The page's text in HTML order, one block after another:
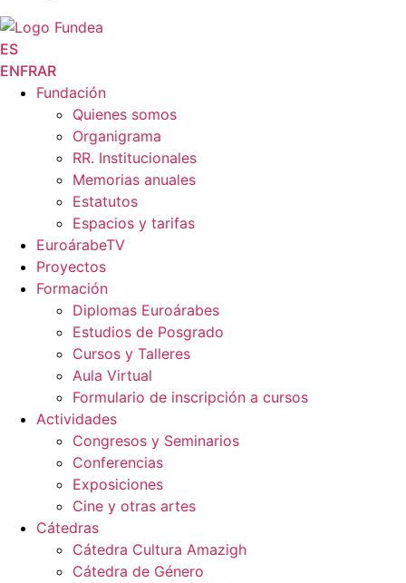
ES
ENFRAR
Fundación
Quienes somos
Organigrama
RR. Institucionales
Memorias anuales
Estatutos
Espacios y tarifas
EuroárabeTV
Proyectos
Formación
Diplomas Euroárabes
Estudios de Posgrado
Cursos y Talleres
Aula Virtual
Formulario de inscripción a cursos
Actividades
Congresos y Seminarios
Conferencias
Exposiciones
Cine y otras artes
Cátedras
Cátedra Cultura Amazigh
Cátedra de Género